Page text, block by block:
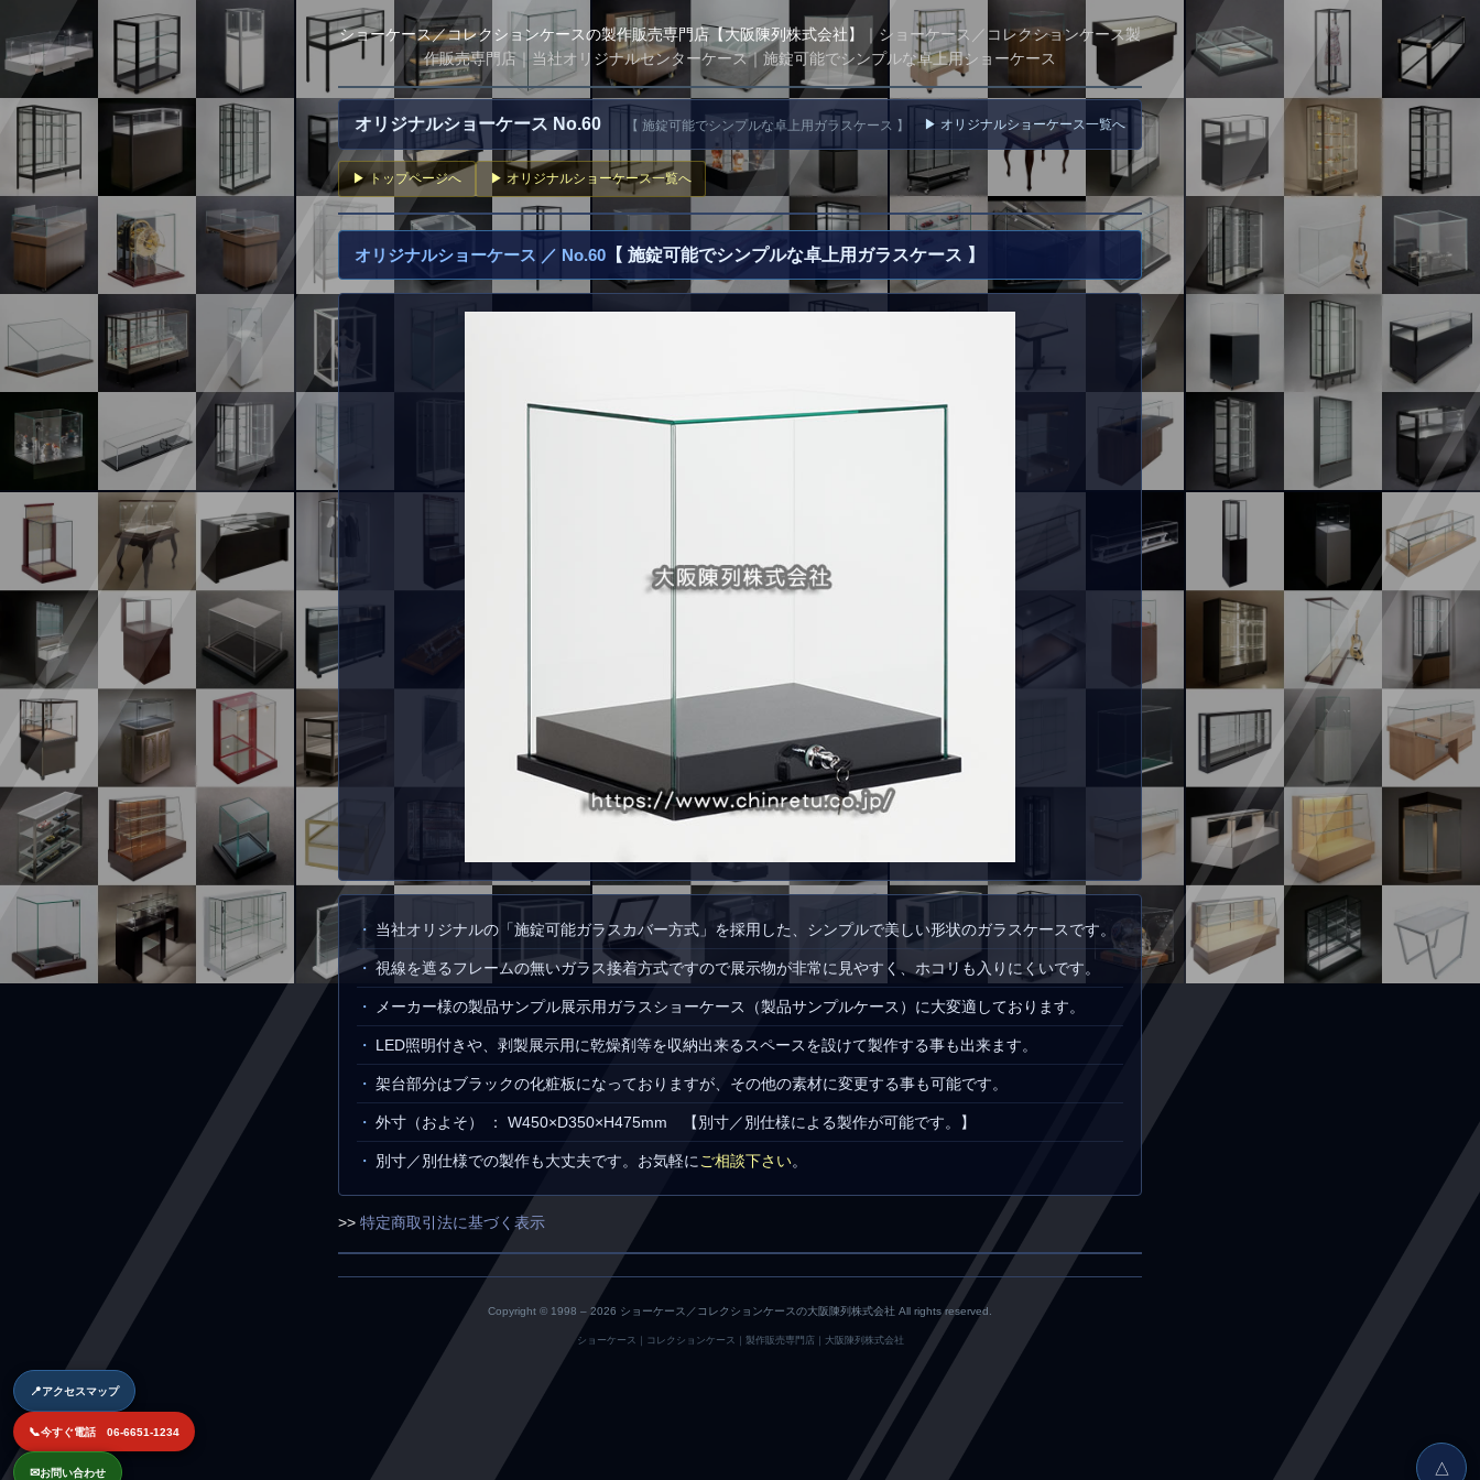
ショーケース／コレクションケースの製作販売専門店【大阪陳列株式会社】
｜ショーケース／コレクションケース製
作販売専門店｜当社オリジナルセンターケース｜施錠可能でシンプルな卓上用ショーケース
オリジナルショーケース No.60 【 施錠可能でシンプルな卓上用ガラスケース 】 ▶ オリジナルショーケース一覧へ
▶ トップページへ ▶ オリジナルショーケース一覧へ
オリジナルショーケース ／ No.60 【 施錠可能でシンプルな卓上用ガラスケース 】
当社オリジナルの「施錠可能ガラスカバー方式」を採用した、シンプルで美しい形状のガラスケースです。
視線を遮るフレームの無いガラス接着方式ですので展示物が非常に見やすく、ホコリも入りにくいです。
メーカー様の製品サンプル展示用ガラスショーケース（製品サンプルケース）に大変適しております。
LED照明付きや、剥製展示用に乾燥剤等を収納出来るスペースを設けて製作する事も出来ます。
架台部分はブラックの化粧板になっておりますが、その他の素材に変更する事も可能です。
外寸（およそ） ： W450×D350×H475mm 【別寸／別仕様による製作が可能です。】
別寸／別仕様での製作も大丈夫です。お気軽に ご相談下さい。
>> 特定商取引法に基づく表示
Copyright © 1998 – 2026 ショーケース／コレクションケースの大阪陳列株式会社 All rights reserved.
ショーケース｜コレクションケース｜製作販売専門店｜大阪陳列株式会社
📍アクセスマップ
📞今すぐ電話 06-6651-1234
✉お問い合わせ △